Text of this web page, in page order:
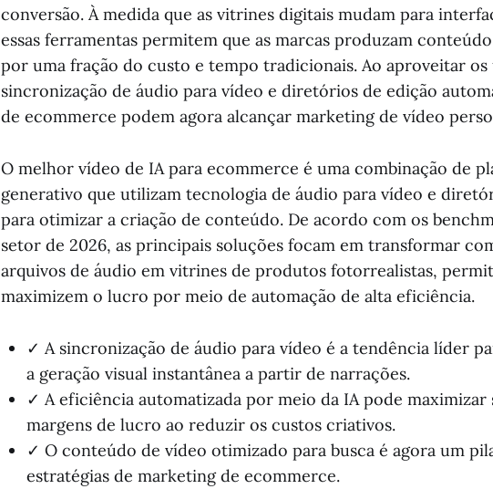
conversão. À medida que as vitrines digitais mudam para
essas ferramentas permitem que as marcas produzam
por uma fração do custo e tempo tradicionais. Ao aproveitar os
sincronização de áudio para vídeo e diretórios de edição
de ecommerce podem agora alcançar marketing de vídeo
O melhor vídeo de IA para ecommerce é uma combinação de
generativo que utilizam tecnologia de áudio para vídeo e
para otimizar a criação de conteúdo. De acordo com os
setor de 2026, as principais soluções focam em transformar
arquivos de áudio em vitrines de produtos fotorrealistas,
maximizem o lucro por meio de automação de alta eficiência.
✓ A sincronização de áudio para vídeo é a tendência líder
a geração visual instantânea a partir de narrações.
✓ A eficiência automatizada por meio da IA pode
margens de lucro ao reduzir os custos criativos.
✓ O conteúdo de vídeo otimizado para busca é agora um
estratégias de marketing de ecommerce.